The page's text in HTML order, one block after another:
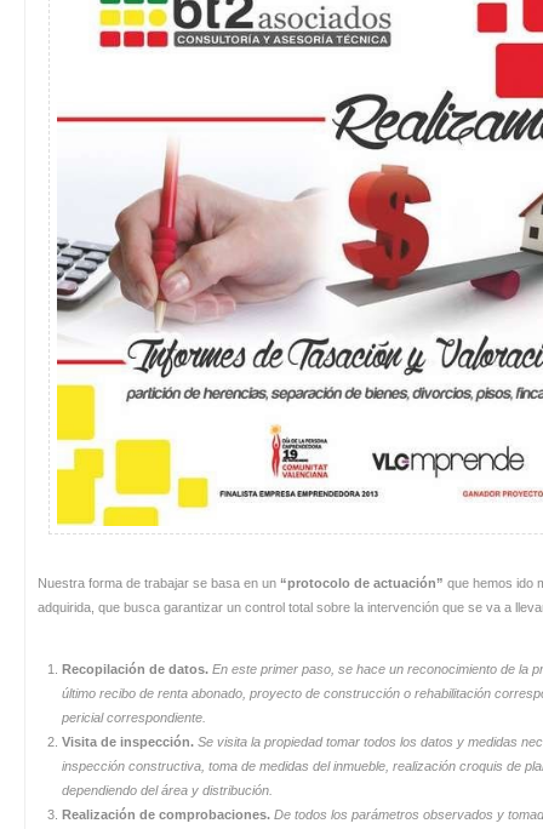
Nuestra forma de trabajar se basa en un “protocolo de actuación” que hemos ido
adquirida, que busca garantizar un control total sobre la intervención que se va a
Recopilación de datos. En este primer paso, se hace un reconocimiento de la
último recibo de renta abonado, proyecto de construcción o rehabilitación
pericial correspondiente.
Visita de inspección. Se visita la propiedad tomar todos los datos y medidas
inspección constructiva, toma de medidas del inmueble, realización croquis de
dependiendo del área y distribución.
Realización de comprobaciones. De todos los parámetros observados y